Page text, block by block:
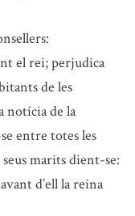
el rei; perjudica
de les
notícia de la
entre totes les
marits dient-se:
d’ell la reina